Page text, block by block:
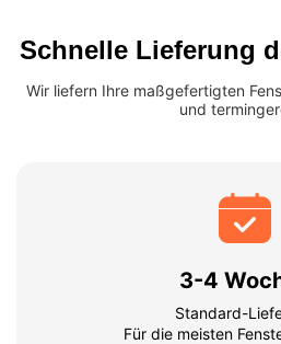
Schnelle Lieferung
Wir liefern Ihre maßgefertigten
und
3-4
Standard-
Für die meisten